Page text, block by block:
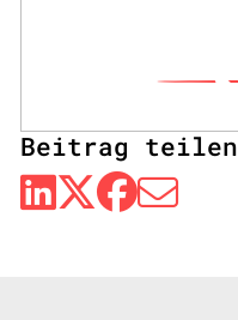
Beitrag teilen